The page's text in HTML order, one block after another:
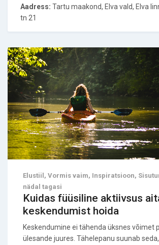
Aadress: Tartu maakond, Elva vald, Elva
tn 21
Elustiil, Vormis vaim, Inspiratsioon,
nädal tagasi
Kuidas füüsiline aktiivsus
keskendumist hoida
Keskendumine ei tähenda üksnes võimet
ülesande juures. Tähelepanu suunab